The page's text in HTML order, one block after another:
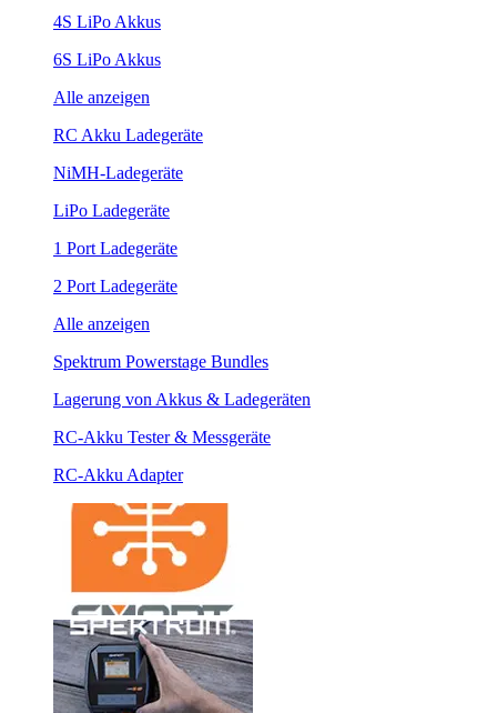
4S LiPo Akkus
6S LiPo Akkus
Alle anzeigen
RC Akku Ladegeräte
NiMH-Ladegeräte
LiPo Ladegeräte
1 Port Ladegeräte
2 Port Ladegeräte
Alle anzeigen
Spektrum Powerstage Bundles
Lagerung von Akkus & Ladegeräten
RC-Akku Tester & Messgeräte
RC-Akku Adapter